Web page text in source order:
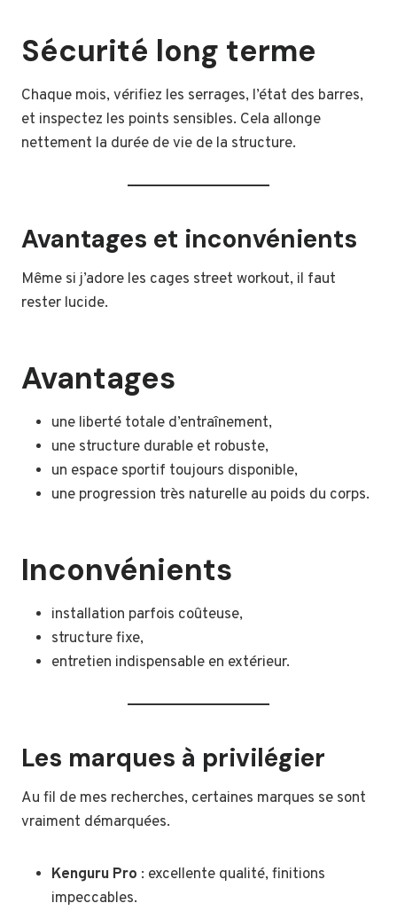
Sécurité long terme
Chaque mois, vérifiez les serrages, l’état des barres,
et inspectez les points sensibles. Cela allonge
nettement la durée de vie de la structure.
Avantages et inconvénients
Même si j’adore les cages street workout, il faut
rester lucide.
Avantages
une liberté totale d’entraînement,
une structure durable et robuste,
un espace sportif toujours disponible,
une progression très naturelle au poids du corps.
Inconvénients
installation parfois coûteuse,
structure fixe,
entretien indispensable en extérieur.
Les marques à privilégier
Au fil de mes recherches, certaines marques se sont
vraiment démarquées.
Kenguru Pro : excellente qualité, finitions
impeccables.